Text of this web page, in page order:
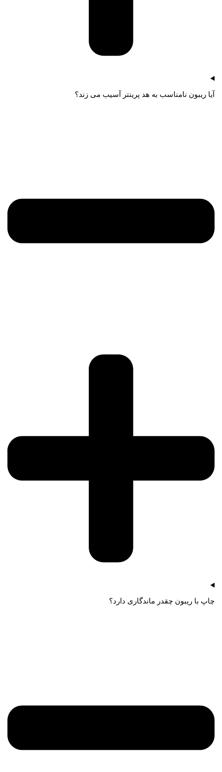
آیا ریبون نامناسب به هد پرینتر آسیب می زند؟
چاپ با ریبون چقدر ماندگاری دارد؟